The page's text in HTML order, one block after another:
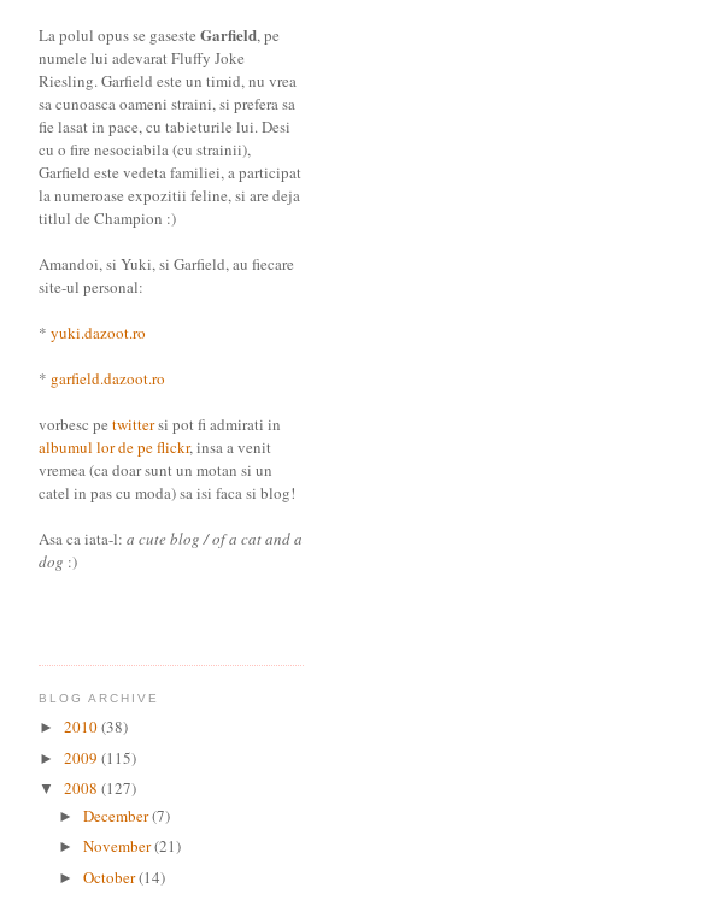
La polul opus se gaseste Garfield, pe
numele lui adevarat Fluffy Joke
Riesling. Garfield este un timid, nu vrea
sa cunoasca oameni straini, si prefera sa
fie lasat in pace, cu tabieturile lui. Desi
cu o fire nesociabila (cu strainii),
Garfield este vedeta familiei, a participat
la numeroase expozitii feline, si are deja
titlul de Champion :)
Amandoi, si Yuki, si Garfield, au fiecare
site-ul personal:
* yuki.dazoot.ro
* garfield.dazoot.ro
vorbesc pe twittersi pot fi admirati in
albumul lor de pe flickr, insa a venit
vremea (ca doar sunt un motan si un
catel in pas cu moda) sa isi faca si blog!
Asa ca iata-l: a cute blog / of a cat and a
dog :)
BLOG ARCHIVE
► 2010(38)
► 2009 (115)
▼ 2008 (127)
► December(7)
► November(21)
► October(14)